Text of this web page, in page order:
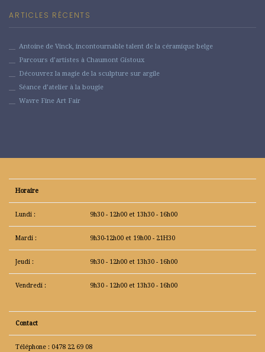
ARTICLES RÉCENTS
Antoine de Vinck, incontournable talent de la céramique belge
Parcours d’artistes à Chaumont Gistoux
Découvrez la magie de la sculpture sur argile
Séance d’atelier à la bougie
Wavre Fine Art Fair
Horaire
Lundi : 9h30 - 12h00 et 13h30 - 16h00
Mardi : 9h30-12h00 et 19h00 - 21H30
Jeudi : 9h30 - 12h00 et 13h30 - 16h00
Vendredi : 9h30 - 12h00 et 13h30 - 16h00
Contact
Téléphone : 0478 22 69 08